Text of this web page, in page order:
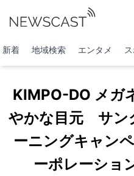
新着 地域検索 エンタメ
KIMPO-DO メ
やかな目元 サン
ーニングキャン
ーポレーシ